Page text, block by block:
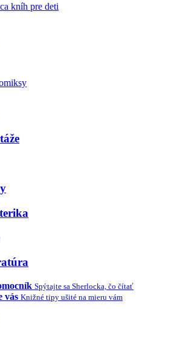
kníh pre deti
Spýtajte sa Sherlocka, čo čítať
vás Knižné tipy ušité na mieru vám